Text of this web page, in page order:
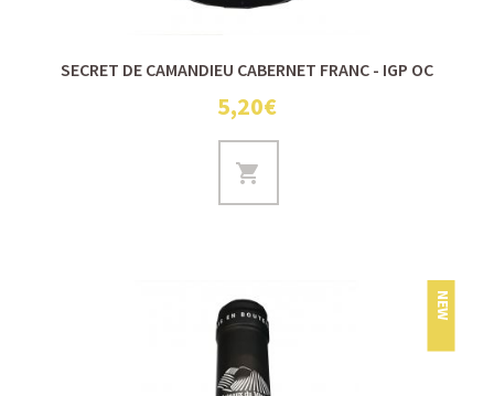
SECRET DE CAMANDIEU CABERNET FRANC - IGP OC
5,20€
NEW